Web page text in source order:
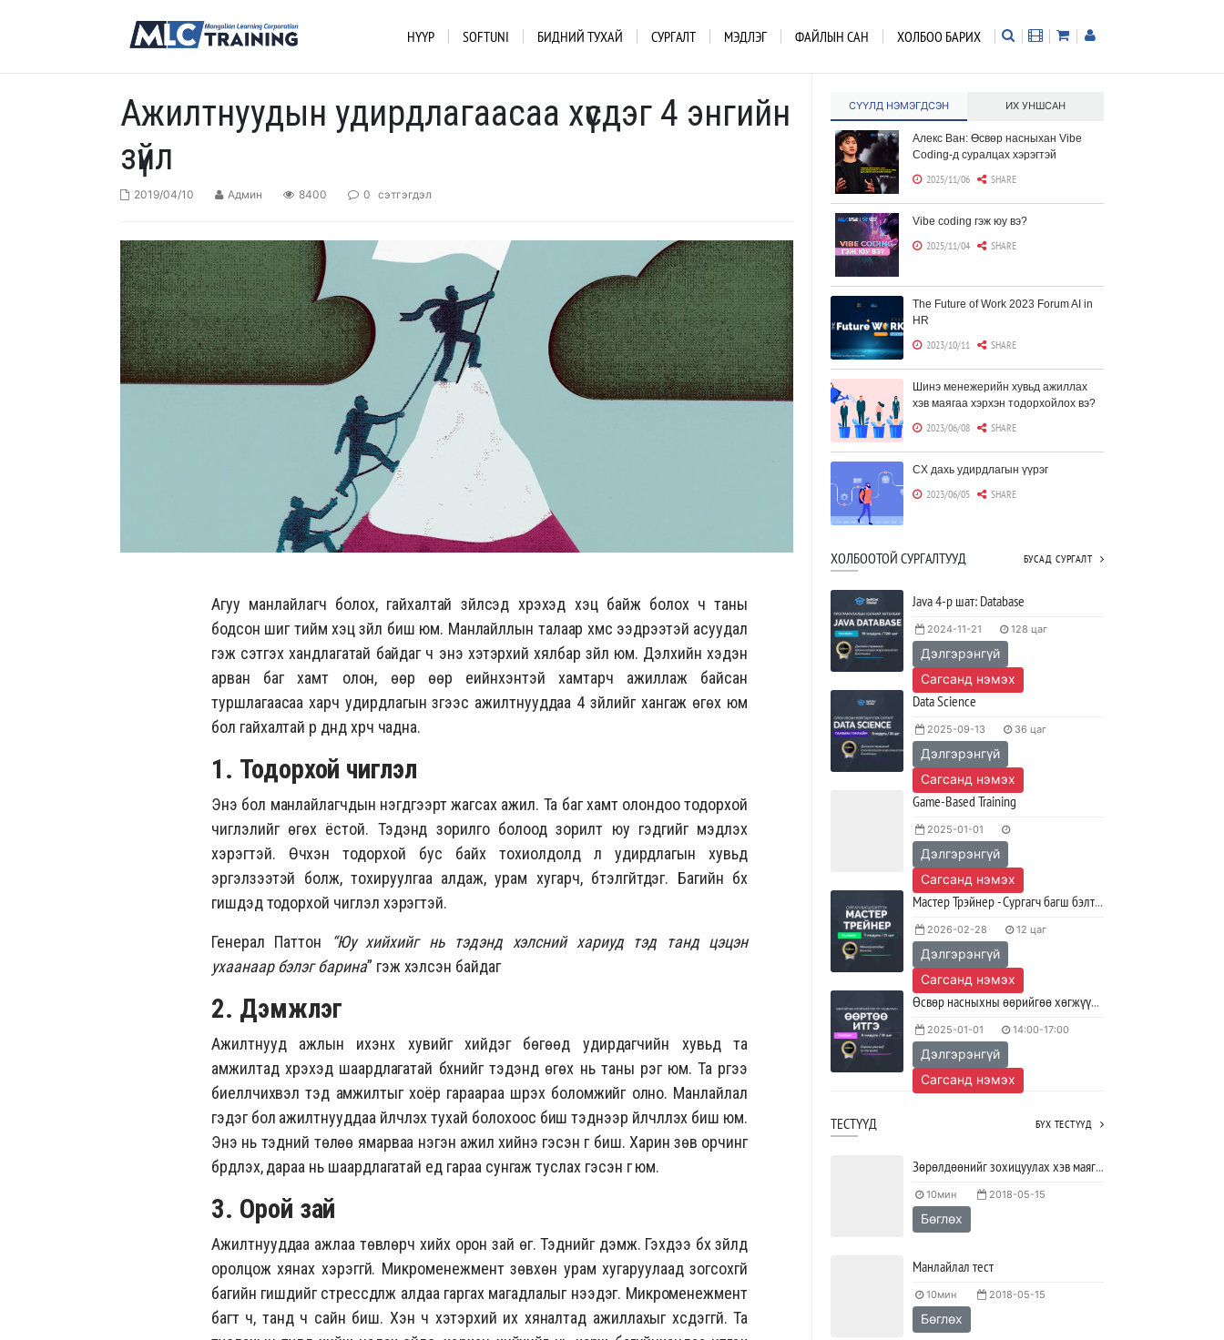
НҮҮР SOFTUNI БИДНИЙ ТУХАЙ СУРГАЛТ МЭДЛЭГ ФАЙЛЫН САН ХОЛБОО БАРИХ
Ажилтнуудын удирдлагаасаа хүсдэг 4 энгийн
зүйл
2019/04/10 Админ 8400 0 сэтгэгдэл
Агуу манлайлагч болох, гайхалтай зүйлсэд хүрэхэд хэцүү байж болох ч таны
бодсон шиг тийм хэцүү зүйл биш юм. Манлайллын талаар хүмүүс ээдрээтэй асуудал
гэж сэтгэх хандлагатай байдаг ч энэ хэтэрхий хялбар зүйл юм. Дэлхийн хэдэн
арван баг хамт олон, өөр өөр үеийнхэнтэй хамтарч ажиллаж байсан
туршлагаасаа харч удирдлагын зүгээс ажилтнууддаа 4 зүйлийг хангаж өгөх юм
бол гайхалтай үр дүнд хүрч чадна.
1. Тодорхой чиглэл
Энэ бол манлайлагчдын нэгдүгээрт жагсах ажил. Та баг хамт олондоо тодорхой
чиглэлийг өгөх ёстой. Тэдэнд зорилго болоод зорилт юу гэдгийг мэдүүлэх
хэрэгтэй. Өчүүхэн тодорхой бус байх тохиолдолд л удирдлагын хувьд
эргэлзээтэй болж, тохируулгаа алдаж, урам хугарч, бүтэлгүйтдэг. Багийн бүх
гишүүдэд тодорхой чиглэл хэрэгтэй.
Генерал Паттон
“Юу хийхийг нь тэдэнд хэлсний хариуд тэд танд цэцэн
ухаанаар бэлэг барина” гэж хэлсэн байдаг
2. Дэмжлэг
Ажилтнууд ажлын ихэнх хувийг хийдэг бөгөөд удирдагчийн хувьд та
амжилтад хүрэхэд шаардлагатай бүхнийг тэдэнд өгөх нь таны үүрэг юм. Та үүргээ
биелүүлчихвэл тэд амжилтыг хоёр гараараа шүүрэх боломжийг олно. Манлайлал
гэдэг бол ажилтнууддаа үйлчлэх тухай болохоос биш тэднээр үйлчлүүлэх биш юм.
Энэ нь тэдний төлөө ямарваа нэгэн ажил хийнэ гэсэн үг биш. Харин зөв орчинг
бүрдүүлэх, дараа нь шаардлагатай үед гараа сунгаж туслах гэсэн үг юм.
3. Орой зай
Ажилтнууддаа ажлаа төвлөрч хийх орон зай өг. Тэднийг дэмж. Гэхдээ бүх зүйлд
оролцож хянах хэрэггүй. Микроменежмент зөвхөн урам хугаруулаад зогсохгүй
багийн гишүүдийг стрессдүүлж алдаа гаргах магадлалыг нээдэг. Микроменежмент
багт ч, танд ч сайн биш. Хэн ч хэтэрхий их хяналтад ажиллахыг хүсдэггүй. Та
СҮҮЛД НЭМЭГДСЭН ИХ УНШСАН
Алекс Ван: Өсвөр насныхан Vibe
Coding-д суралцах хэрэгтэй
2025/11/06 SHARE
Vibe coding гэж юу вэ?
2025/11/04 SHARE
The Future of Work 2023 Forum AI in
HR
2023/10/11 SHARE
Шинэ менежерийн хувьд ажиллах
хэв маягаа хэрхэн тодорхойлох вэ?
2023/06/08 SHARE
CX дахь удирдлагын үүрэг
2023/06/05 SHARE
Борлуулагчид "ЮҮЛҮҮР"-т төвлөрөх
шаардлагагүй болж байна
2023/06/02 SHARE
Тодорхойгүй цаг үед CEO нар хэрхэн
инновацийг дэмжих вэ?
2023/05/17 SHARE
олимпиад амжилттай зохион
байгуулагдлаа.
2023/05/15 SHARE
сурах вэ?
2023/04/27 SHARE
Ажил дээрээ сайн найзтай байх нь
ажлын бүтээмж нэмэгдүүлж,
тогтвортой ажиллах суурь болдог
2023/04/25 SHARE
ХОЛБООТОЙ СУРГАЛТУУД БУСАД СУРГАЛТ
Java 4-р шат: Database
2024-11-21 128 цаг
Дэлгэрэнгүй
Сагсанд нэмэх
Data Science
2025-09-13 36 цаг
Дэлгэрэнгүй
Сагсанд нэмэх
Game-Based Training
2025-01-01
Дэлгэрэнгүй
Сагсанд нэмэх
Мастер Трэйнер - Сургагч багш бэлтгэх хөтөлбөр
2026-02-28 12 цаг
Дэлгэрэнгүй
Сагсанд нэмэх
Өсвөр насныхны өөрийгөө хөгжүүлэх ур чадварын ӨӨРТӨӨ ИТГЭ хөтөлбөр
2025-01-01 14:00-17:00
Дэлгэрэнгүй
Сагсанд нэмэх
ТЕСТҮҮД БҮХ ТЕСТҮҮД
Зөрөлдөөнийг зохицуулах хэв маягийг тодорхойлох тест
10мин 2018-05-15
Бөглөх
Манлайлал тест
10мин 2018-05-15
Бөглөх